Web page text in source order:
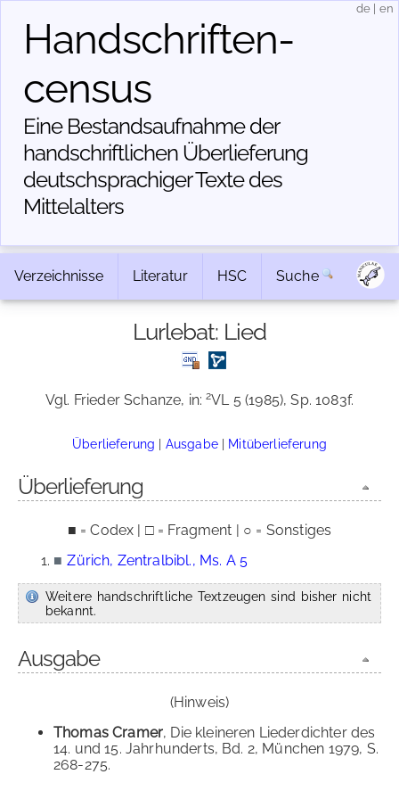
Handschriften­
census
Eine Bestandsaufnahme der
handschriftlichen Über­lieferung
deutschsprachiger Texte des
Mittelalters
de en
Verzeichnisse Literatur HSC Suche
Lurlebat: Lied
Vgl. Frieder Schanze, in:2VL 5 (1985), Sp. 1083f.
Überlieferung | Ausgabe| Mitüberlieferung
Überlieferung
■ = Codex | □ = Fragment | ○ = Sonstiges
■ Zürich, Zentralbibl., Ms. A 5
Weitere handschriftliche Textzeugen sind bisher nicht
bekannt.
Ausgabe
(Hinweis)
Thomas Cramer, Die kleineren Liederdichter des
14. und 15. Jahrhunderts, Bd. 2, München 1979, S.
268-275.